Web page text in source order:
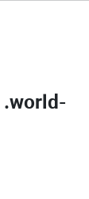
.world-